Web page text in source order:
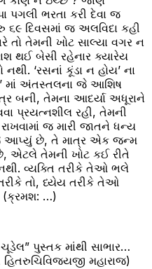
પગલી ભરતા કરી દેવા જ
૬૯ દિવસમાં જ અલવિદા કહી
તો તેમની ખોટ સાલ્યા વગર ન
થઈ બેસી રહેનાર ક્યારેય
નથી. ‘રસનાં કૂંડા ન હોય’ ના
માં અંતસ્તલના જે આશિષ
બની, તેમના આદર્યા અધૂરાને
પ્રયત્નશીલ રહી, તેમની
જ મારી જાતને ધન્ય
જે આપ્યું છે, તે માત્ર એક જન્મ
એટલે તેમની ખોટ કઈ રીતે
વ્યક્તિ તરીકે તેઓ ભલે
તો, ધ્યેય તરીકે તેઓ
…)
પુસ્તક માંથી સાભાર…
મહારાજ)